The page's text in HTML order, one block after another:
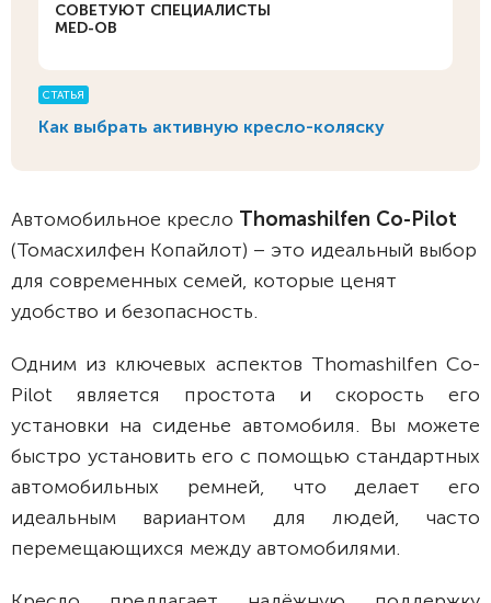
СОВЕТУЮТ СПЕЦИАЛИСТЫ
MED-OB
СТАТЬЯ
Как выбрать активную кресло-коляску
Автомобильное кресло Thomashilfen Co-Pilot
(Томасхилфен Копайлот) – это идеальный выбор
для современных семей, которые ценят
удобство и безопасность.
Одним из ключевых аспектов Thomashilfen Co-
Pilot является простота и скорость его
установки на сиденье автомобиля. Вы можете
быстро установить его с помощью стандартных
автомобильных ремней, что делает его
идеальным вариантом для людей, часто
перемещающихся между автомобилями.